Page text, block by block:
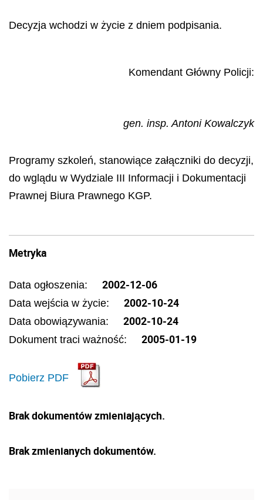
Decyzja wchodzi w życie z dniem podpisania.
Komendant Główny Policji:
gen. insp. Antoni Kowalczyk
Programy szkoleń, stanowiące załączniki do decyzji,
do wglądu w Wydziale III Informacji i Dokumentacji
Prawnej Biura Prawnego KGP.
Metryka
Data ogłoszenia: 2002-12-06
Data wejścia w życie: 2002-10-24
Data obowiązywania: 2002-10-24
Dokument traci ważność: 2005-01-19
Pobierz PDF
Brak dokumentów zmieniających.
Brak zmienianych dokumentów.